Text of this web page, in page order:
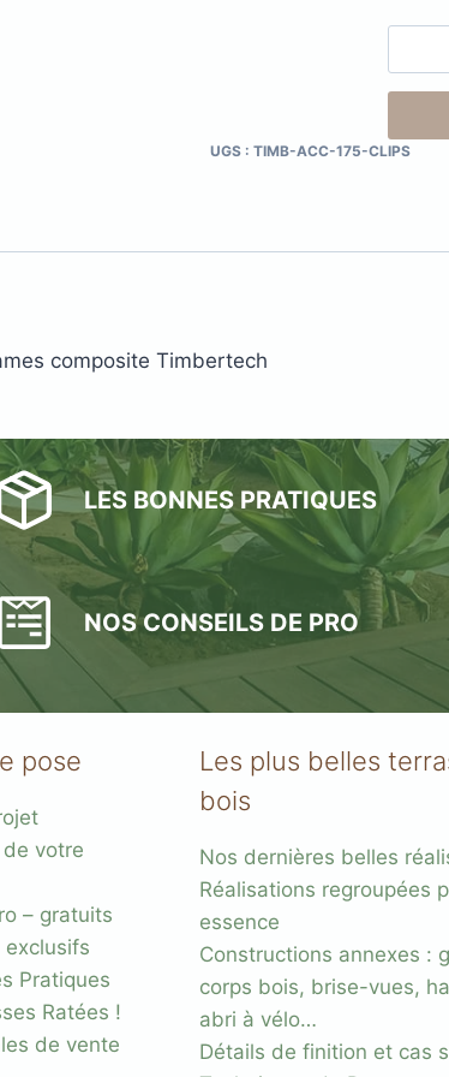
UGS : TIMB-ACC-175-CLIPS
composite Timbertech
LES BONNES PRATIQUES
NOS CONSEILS DE PRO
pose
votre
– gratuits
exclusifs
Pratiques
Ratées !
de vente
Les plus belles
bois
Nos dernières belles
Réalisations regroupées
essence
Constructions annexes :
corps bois, brise-vues,
abri à vélo…
Détails de finition et cas